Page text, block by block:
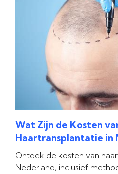
Wat Zijn de Kosten
Haartransplantatie in
Ontdek de kosten van
Nederland, inclusief